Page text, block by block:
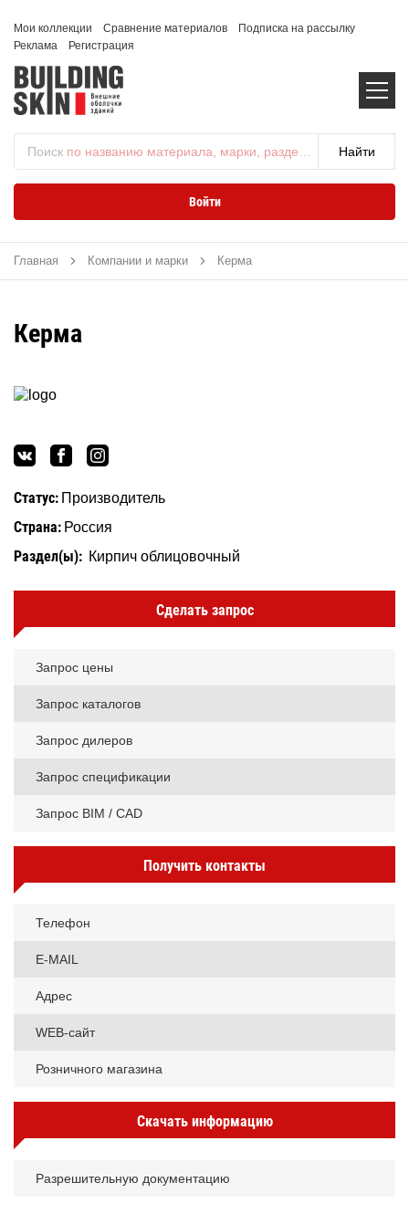
Мои коллекции Сравнение материалов
Подписка на рассылку
Реклама
Регистрация
Поиск по названию материала, марки, раздела...
Войти
Главная Компании и марки Керма
Керма
Статус: Производитель
Страна: Россия
Раздел(ы): Кирпич облицовочный
Сделать запрос
Запрос цены
Запрос каталогов
Запрос дилеров
Запрос спецификации
Запрос BIM / CAD
Получить контакты
Телефон
E-MAIL
Адрес
WEB-сайт
Розничного магазина
Скачать информацию
Разрешительную документацию